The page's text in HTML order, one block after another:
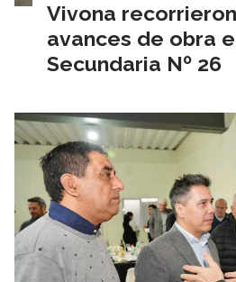
Vivona
avances de obra
Secundaria Nº 26